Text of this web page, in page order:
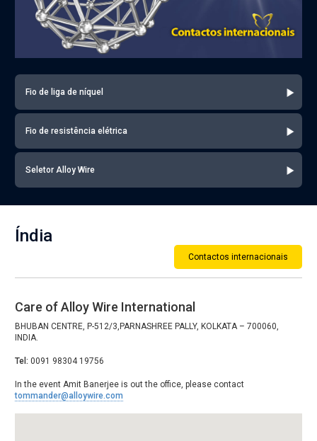
Fio de liga de níquel
Fio de resistência elétrica
Seletor Alloy Wire
Índia
Contactos internacionais
Care of Alloy Wire International
BHUBAN CENTRE, P-512/3,PARNASHREE PALLY, KOLKATA – 700060,
INDIA.
Tel: 0091 98304 19756
In the event Amit Banerjee is out the office, please contact
tommander@alloywire.com